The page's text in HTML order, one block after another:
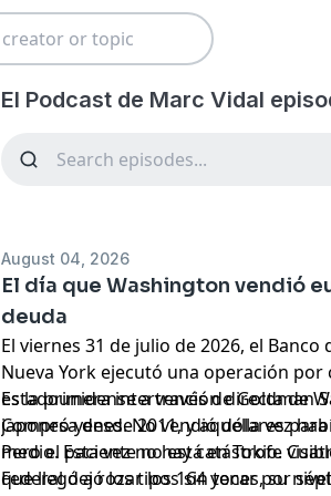
El Podcast de Marc Vidal
August 04, 2026
El día que Washington vendió
deuda
El viernes 31 de julio de 2026, el Banco
Nueva York ejecutó una operación por
estadounidense a través de Goldman
Compró yenes. No vendió dólares
Es la primera intervención directa de
japonesa desde 2011, y aquella vez
medio. Esta vez no hay catástrofe
que llegó a rozar los 164 yenes, su
Pero el paciente no está en Tokio.
Federal dejó los tipos sin tocar por